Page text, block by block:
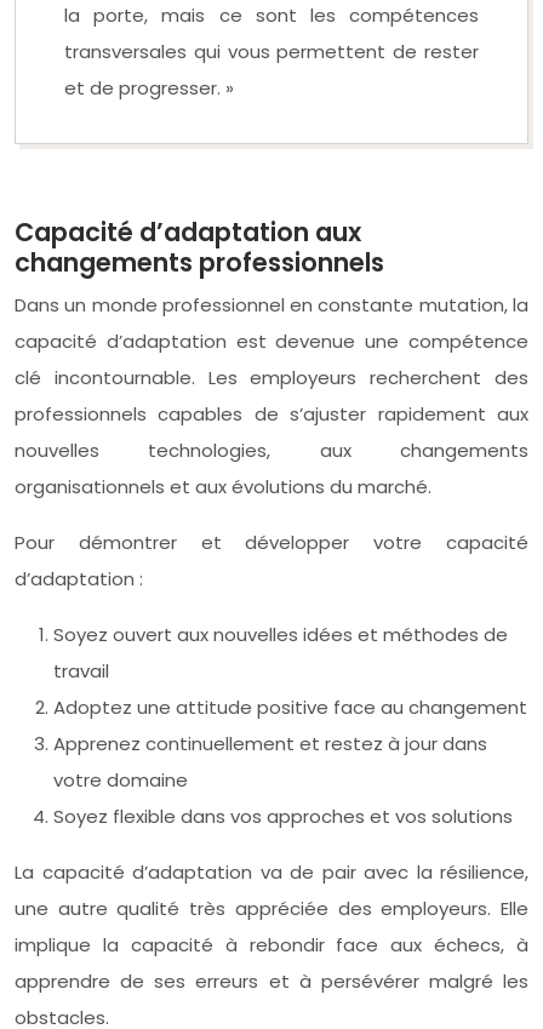
la porte, mais ce sont les compétences
transversales qui vous permettent de rester
et de progresser. »
Capacité d’adaptation aux
changements professionnels
Dans un monde professionnel en constante mutation, la
capacité d’adaptation est devenue une compétence
clé incontournable. Les employeurs recherchent des
professionnels capables de s’ajuster rapidement aux
nouvelles technologies, aux changements
organisationnels et aux évolutions du marché.
Pour démontrer et développer votre capacité
d’adaptation :
Soyez ouvert aux nouvelles idées et méthodes de
travail
Adoptez une attitude positive face au changement
Apprenez continuellement et restez à jour dans
votre domaine
Soyez flexible dans vos approches et vos solutions
La capacité d’adaptation va de pair avec la résilience,
une autre qualité très appréciée des employeurs. Elle
implique la capacité à rebondir face aux échecs, à
apprendre de ses erreurs et à persévérer malgré les
obstacles.